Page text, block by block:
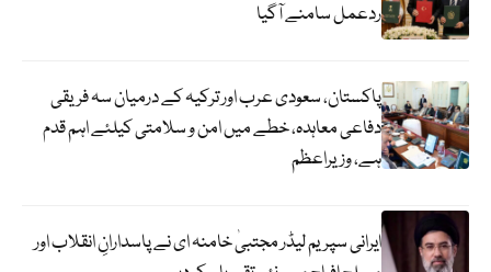
ردعمل سامنے آگیا
پاکستان، سعودی عرب اور ترکیہ کے درمیان سہ فریقی
دفاعی معاہدہ، خطے میں امن و سلامتی کیلئے اہم قدم
ہے، وزیراعظم
ایرانی سپریم لیڈر مجتبیٰ خامنہ ای نے پاسدارانِ انقلاب اور